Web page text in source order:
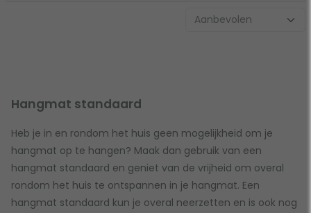
Hangmat standaard
Heb je in en rondom het huis geen mogelijkheid om je
hangmat op te hangen? Maak dan gebruik van een
hangmat standaard en geniet van de vrijheid om overal
rondom het huis te ontspannen in je hangmat. Een
hangmat standaard kun je overal neerzetten en is ook nog